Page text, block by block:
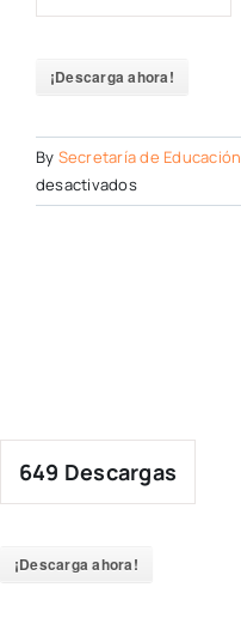
¡Descarga ahora!
By Secretaría de Educación
desactivadosen
649 Descargas
¡Descarga ahora!